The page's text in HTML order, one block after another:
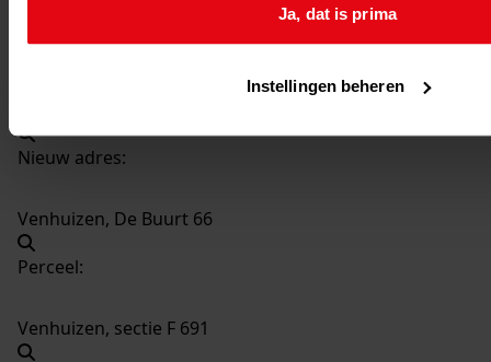
Ja, dat is prima
Instellingen beheren
Adres:
Nieuw adres:
Venhuizen, De Buurt 66
Perceel:
Venhuizen, sectie F 691